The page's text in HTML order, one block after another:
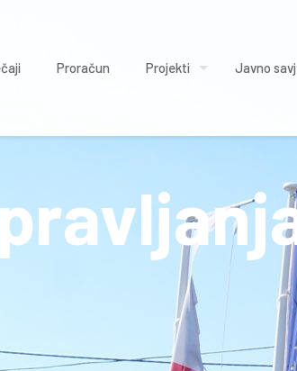
Proračun Projekti Javno